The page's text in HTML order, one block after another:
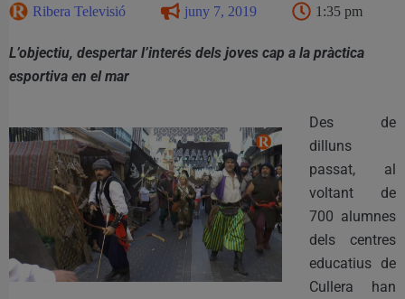
Ribera Televisió juny 7, 2019 1:35 pm
L’objectiu, despertar l’interés dels joves cap a la pràctica
esportiva en el mar
Des de
dilluns
passat, al
voltant de
700 alumnes
dels centres
educatius de
Cullera han